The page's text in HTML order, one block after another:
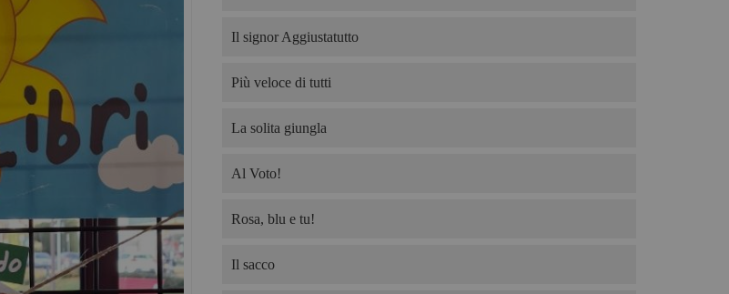
Il signor Aggiustatutto
Più veloce di tutti
La solita giungla
Al Voto!
Rosa, blu e tu!
Il sacco